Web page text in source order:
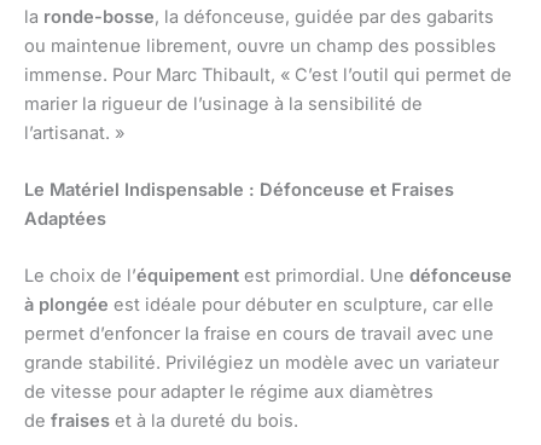
la ronde-bosse, la défonceuse, guidée par des gabarits
ou maintenue librement, ouvre un champ des possibles
immense. Pour Marc Thibault, « C’est l’outil qui permet de
marier la rigueur de l’usinage à la sensibilité de
l’artisanat. »
Le Matériel Indispensable : Défonceuse et Fraises
Adaptées
Le choix de l’équipement est primordial. Une défonceuse
à plongée est idéale pour débuter en sculpture, car elle
permet d’enfoncer la fraise en cours de travail avec une
grande stabilité. Privilégiez un modèle avec un variateur
de vitesse pour adapter le régime aux diamètres
de fraises et à la dureté du bois.